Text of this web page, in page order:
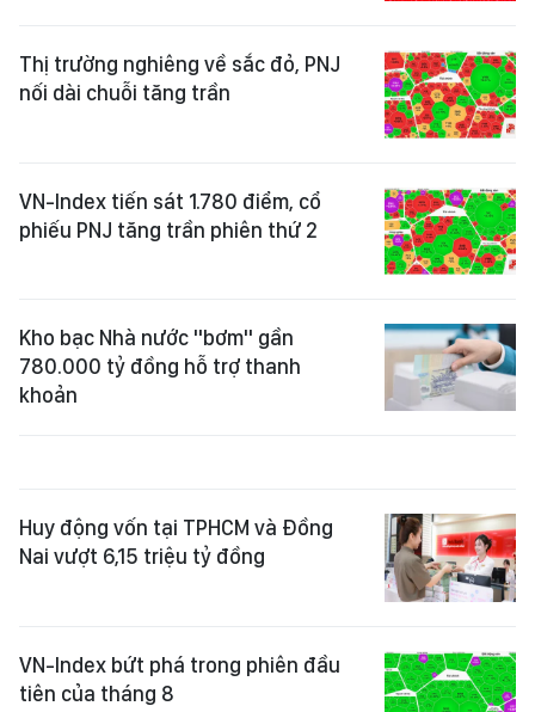
Thị trường nghiêng về sắc đỏ, PNJ
nối dài chuỗi tăng trần
VN-Index tiến sát 1.780 điểm, cổ
phiếu PNJ tăng trần phiên thứ 2
Kho bạc Nhà nước "bơm" gần
780.000 tỷ đồng hỗ trợ thanh
khoản
Huy động vốn tại TPHCM và Đồng
Nai vượt 6,15 triệu tỷ đồng
VN-Index bứt phá trong phiên đầu
tiên của tháng 8